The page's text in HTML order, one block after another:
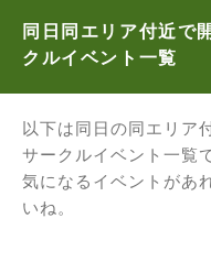
同日同エリア付近で
クルイベント一覧
以下は同日の同エリア
サークルイベント一覧
気になるイベントがあ
いね。